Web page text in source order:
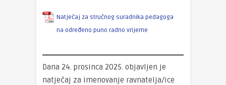
Natječaj za stručnog suradnika pedagoga
na određeno puno radno vrijeme
Dana 24. prosinca 2025. objavljen je
natječaj za imenovanje ravnatelja/ice